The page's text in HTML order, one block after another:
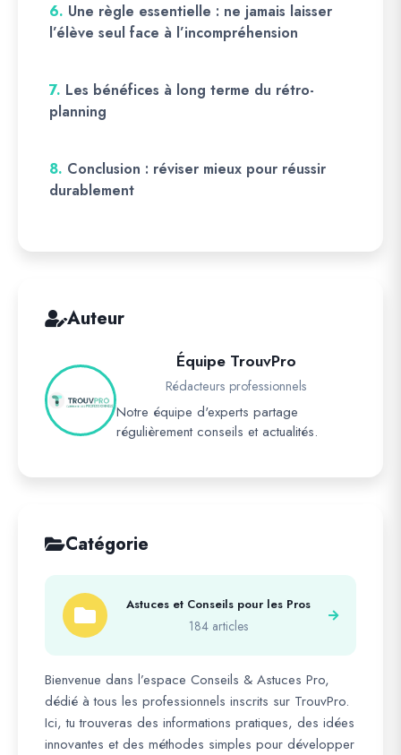
6. Une règle essentielle : ne jamais laisser
l’élève seul face à l’incompréhension
7. Les bénéfices à long terme du rétro-
planning
8. Conclusion : réviser mieux pour réussir
durablement
Auteur
Équipe TrouvPro
Rédacteurs professionnels
Notre équipe d'experts partage
régulièrement conseils et actualités.
Catégorie
Astuces et Conseils pour les Pros
184 articles
Bienvenue dans l’espace Conseils & Astuces Pro,
dédié à tous les professionnels inscrits sur TrouvPro.
Ici, tu trouveras des informations pratiques, des idées
innovantes et des méthodes simples pour développer